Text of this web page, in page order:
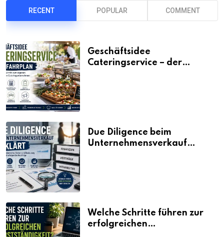
RECENT POPULAR COMMENT
Geschäftsidee
Cateringservice – der
Due Diligence beim
Unternehmensverkauf
Welche Schritte führen zur
erfolgreichen